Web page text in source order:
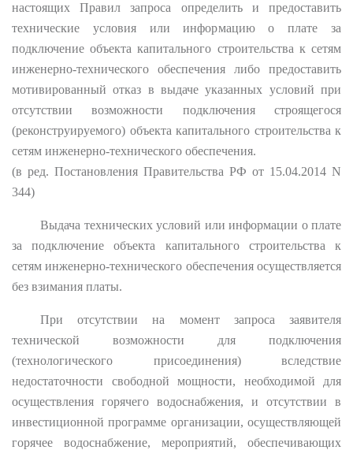
настоящих Правил запроса определить и предоставить
технические условия или информацию о плате за
подключение объекта капитального строительства к сетям
инженерно-технического обеспечения либо предоставить
мотивированный отказ в выдаче указанных условий при
отсутствии возможности подключения строящегося
(реконструируемого) объекта капитального строительства к
сетям инженерно-технического обеспечения.
(в ред. Постановления Правительства РФ от 15.04.2014 N
344)
Выдача технических условий или информации о плате
за подключение объекта капитального строительства к
сетям инженерно-технического обеспечения осуществляется
без взимания платы.
При отсутствии на момент запроса заявителя
технической возможности для подключения
(технологического присоединения) вследствие
недостаточности свободной мощности, необходимой для
осуществления горячего водоснабжения, и отсутствии в
инвестиционной программе организации, осуществляющей
горячее водоснабжение, мероприятий, обеспечивающих